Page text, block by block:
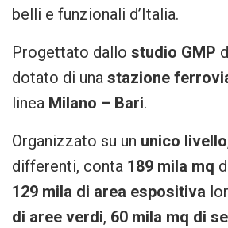
belli e funzionali d’Italia.
Progettato dallo studio GMP
dotato di una stazione
linea Milano – Bari.
Organizzato su un unico livello
differenti, conta 189 mila mq
129 mila di area espositiva
di aree verdi, 60 mila mq di